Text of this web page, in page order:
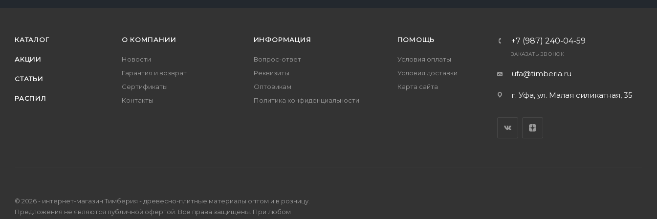
КАТАЛОГ
АКЦИИ
СТАТЬИ
РАСПИЛ
О КОМПАНИИ
Новости
Гарантия и возврат
Сертификаты
Контакты
ИНФОРМАЦИЯ
Вопрос-ответ
Реквизиты
Оптовикам
Политика конфиденциальности
ПОМОЩЬ
Условия оплаты
Условия доставки
Карта сайта
+7 (987) 240-04-59
ЗАКАЗАТЬ ЗВОНОК
ufa@timberia.ru
г. Уфа, ул. Малая силикатная, 35
© 2026 - интернет-магазин Тимберия - древесно-плитные материалы оптом и в розницу.
Предложения не являются публичной офертой. Все права защищены. При любом